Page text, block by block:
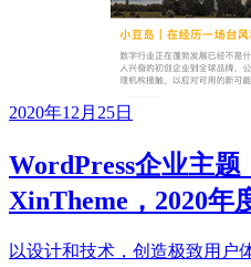
2020年12月25日
WordPress企业主题
XinTheme，2020年
以设计和技术，创造极致用户